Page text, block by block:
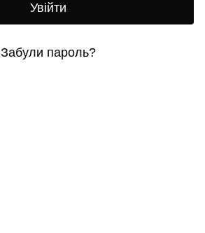
Увійти
Забули пароль?